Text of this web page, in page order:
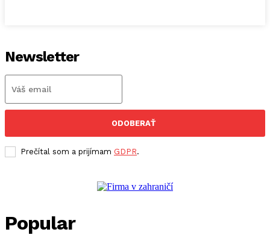
Newsletter
ODOBERAŤ
Prečítal som a prijímam GDPR.
Popular